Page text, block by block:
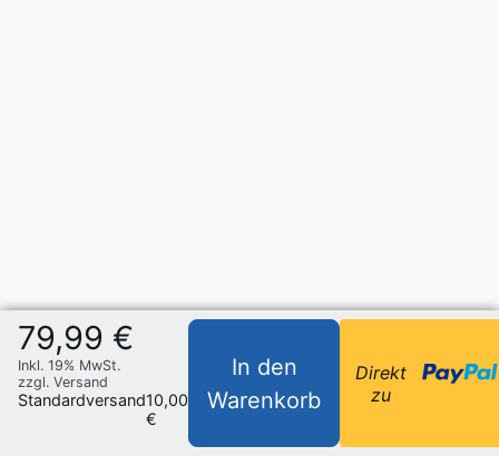
79,99 €
Inkl. 19% MwSt.
zzgl. Versand
Standardversand10,00
€
In den
Warenkorb
Direkt
zu